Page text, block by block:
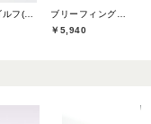
フィデスゴルフ(FIDES GOLF)
ブリーフィングゴルフ(BRIEFING GOLF)
￥5,940